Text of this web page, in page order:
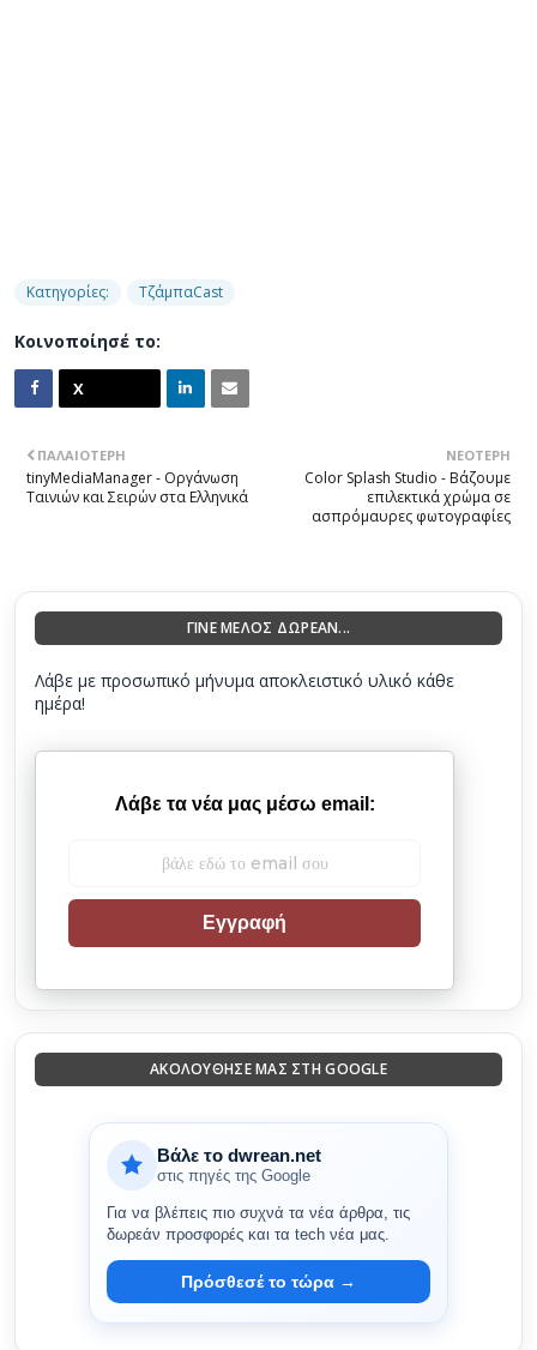
Κατηγορίες: ΤζάμπαCast
Κοινοποίησέ το:
ΝΕΌΤΕΡΗ
Color Splash Studio - Βάζουμε
επιλεκτικά χρώμα σε
ασπρόμαυρες φωτογραφίες
ΠΑΛΑΙΌΤΕΡΗ
tinyMediaManager - Οργάνωση
Ταινιών και Σειρών στα Ελληνικά
ΓΙΝΕ ΜΕΛΟΣ ΔΩΡΕΑΝ...
Λάβε με προσωπικό μήνυμα αποκλειστικό υλικό κάθε
ημέρα!
Λάβε τα νέα μας μέσω email:
Εγγραφή
ΑΚΟΛΟΎΘΗΣΈ ΜΑΣ ΣΤΗ GOOGLE
Βάλε το dwrean.net
στις πηγές της Google
Για να βλέπεις πιο συχνά τα νέα άρθρα, τις
δωρεάν προσφορές και τα tech νέα μας.
Πρόσθεσέ το τώρα →